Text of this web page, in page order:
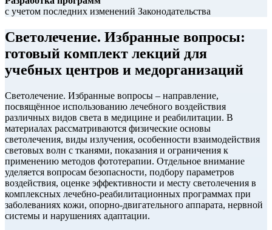
с учетом последних изменений Законодательства
Светолечение. Избранные вопросы:
готовый комплект лекций для
учебных центров и медорганизаций
Светолечение. Избранные вопросы – направление,
посвящённое использованию лечебного воздействия
различных видов света в медицине и реабилитации. В
материалах рассматриваются физические основы
светолечения, виды излучения, особенности взаимодействия
световых волн с тканями, показания и ограничения к
применению методов фототерапии. Отдельное внимание
уделяется вопросам безопасности, подбору параметров
воздействия, оценке эффективности и месту светолечения в
комплексных лечебно-реабилитационных программах при
заболеваниях кожи, опорно-двигательного аппарата, нервной
системы и нарушениях адаптации.